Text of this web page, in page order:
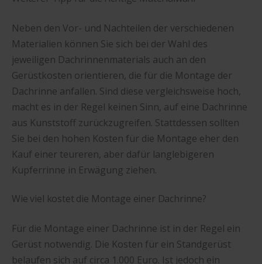
Neben den Vor- und Nachteilen der verschiedenen
Materialien können Sie sich bei der Wahl des
jeweiligen Dachrinnenmaterials auch an den
Gerüstkosten orientieren, die für die Montage der
Dachrinne anfallen. Sind diese vergleichsweise hoch,
macht es in der Regel keinen Sinn, auf eine Dachrinne
aus Kunststoff zurückzugreifen. Stattdessen sollten
Sie bei den hohen Kosten für die Montage eher den
Kauf einer teureren, aber dafür langlebigeren
Kupferrinne in Erwägung ziehen.
Wie viel kostet die Montage einer Dachrinne?
Für die Montage einer Dachrinne ist in der Regel ein
Gerüst notwendig. Die Kosten für ein Standgerüst
belaufen sich auf circa 1.000 Euro. Ist jedoch ein